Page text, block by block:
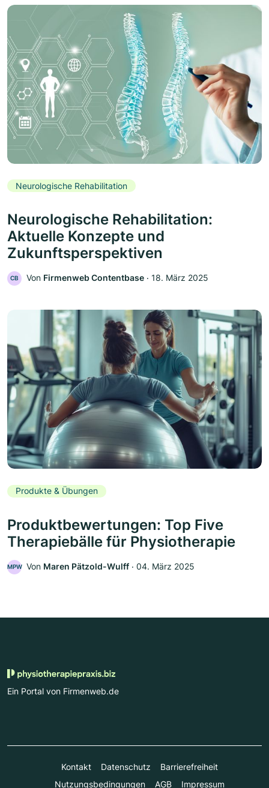
Neurologische Rehabilitation
Neurologische Rehabilitation:
Aktuelle Konzepte und
Zukunftsperspektiven
CB Von Firmenweb Contentbase ‧ 18. März 2025
Produkte & Übungen
Produktbewertungen: Top Five
Therapiebälle für Physiotherapie
MPW Von Maren Pätzold-Wulff ‧ 04. März 2025
Ein Portal von Firmenweb.de
Kontakt Datenschutz
Barrierefreiheit
Nutzungsbedingungen
AGB Impressum